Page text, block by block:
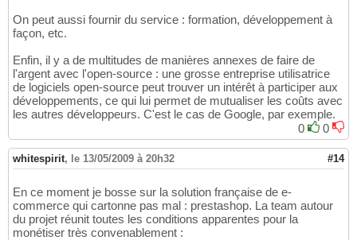
On peut aussi fournir du service : formation, développement à
façon, etc.
Enfin, il y a de multitudes de manières annexes de faire de
l'argent avec l'open-source : une grosse entreprise utilisatrice
de logiciels open-source peut trouver un intérêt à participer aux
développements, ce qui lui permet de mutualiser les coûts avec
les autres développeurs. C'est le cas de Google, par exemple.
0
0
whitespirit, le 13/05/2009 à 20h32 #14
En ce moment je bosse sur la solution française de e-
commerce qui cartonne pas mal : prestashop. La team autour
du projet réunit toutes les conditions apparentes pour la
monétiser très convenablement :